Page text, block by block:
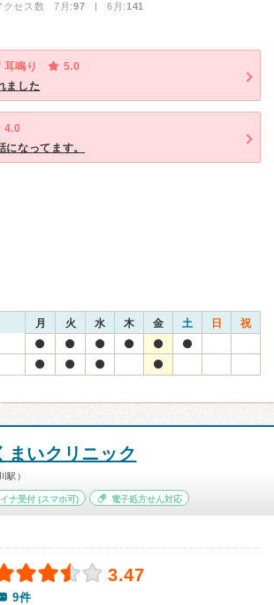
クセス数 7月:97 | 6月:141
耳鳴り
5.0
ました
4.0
なってます。
月 火 水 木 金 土 日 祝
まいクリニック
駅）
ナ受付(スマホ可) 電子処方せん対応
3.47
9件